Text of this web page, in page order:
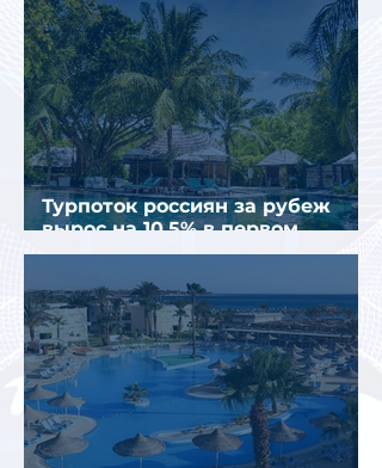
Турпоток россиян за рубеж
вырос на 10,5% в первом
полугодии 2026 года